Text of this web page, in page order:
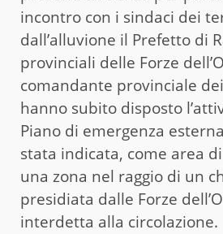
incontro con i sindaci dei
dall’alluvione il Prefetto di
provinciali delle Forze
comandante provinciale
hanno subito disposto
Piano di emergenza
stata indicata, come area
una zona nel raggio di un
presidiata dalle Forze
interdetta alla circolazione.